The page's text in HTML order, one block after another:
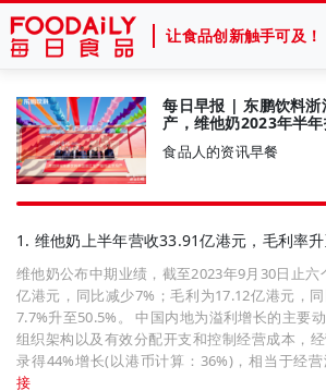
让食品创新触手可及！
每日早报 | 东鹏饮料浙
产，维他奶2023年半
食品人的资讯早餐
1. 维他奶上半年营收33.91亿港元，毛利率
维他奶公布中期业绩，截至2023年9月30日止六
亿港元，同比减少7%；毛利为17.12亿港元，
7.7%升至50.5%。 中国内地为溢利增长的主要
组织架构以及有效分配开支和控制经营成本，
录得44%增长(以港币计算：36%)，相当于经营
接